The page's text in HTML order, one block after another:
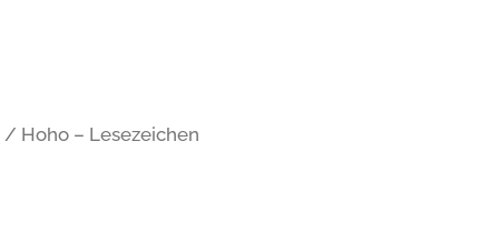
/ Hoho – Lesezeichen